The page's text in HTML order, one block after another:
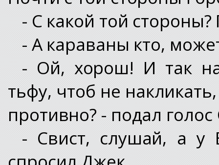
- С какой той стороны?
- А караваны кто,
- Ой, хорош! И так
тьфу, чтоб не
противно? - подал голос
- Свист, слушай, а у